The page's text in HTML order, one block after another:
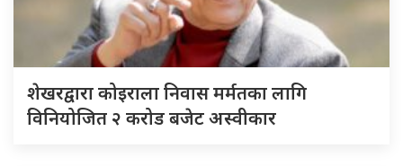
शेखरद्वारा कोइराला निवास मर्मतका लागि
विनियोजित २ करोड बजेट अस्वीकार